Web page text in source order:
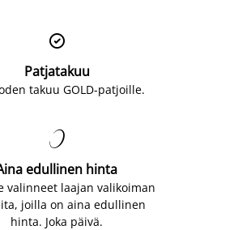

Patjatakuu
takuu GOLD-patjoille.

edullinen hinta
valinneet laajan valikoiman
joilla on aina edullinen
hinta. Joka päivä.